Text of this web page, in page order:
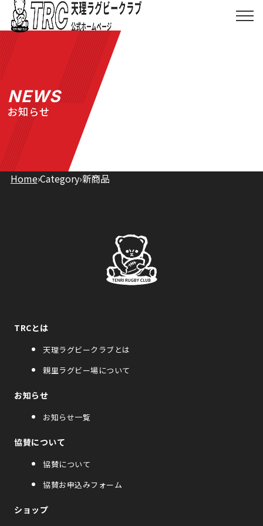
Skip
content
天理ラグビークラブ
メ
TRCとは
お知らせ
協賛について
NEWS
お知らせ
Home›Category›新商品
TRCとは
天理ラグビークラブとは
親里ラグビー場について
お知らせ
お知らせ一覧
協賛について
協賛について
協賛お申込みフォーム
ショップ